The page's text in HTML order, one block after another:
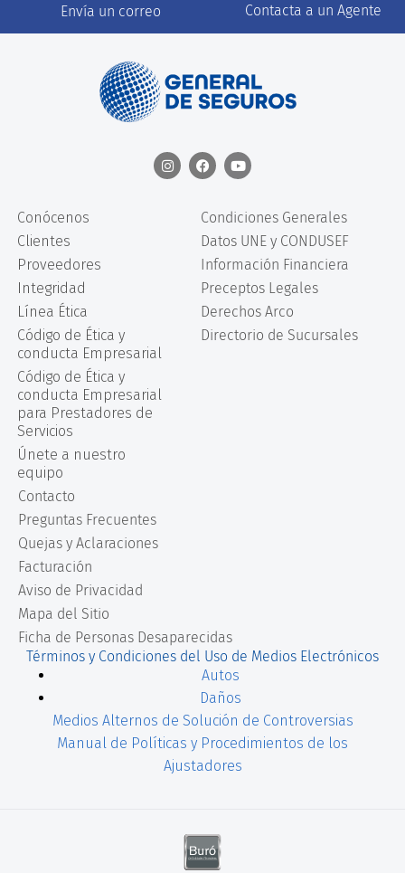
Envía un correo Contacta a un Agente
Conócenos
Clientes
Proveedores
Integridad
Línea Ética
Código de Ética y
conducta Empresarial
Código de Ética y
conducta Empresarial
para Prestadores de
Servicios
Únete a nuestro
equipo
Condiciones Generales
Datos UNE y CONDUSEF
Información Financiera
Preceptos Legales
Derechos Arco
Directorio de Sucursales
Contacto
Preguntas Frecuentes
Quejas y Aclaraciones
Facturación
Aviso de Privacidad
Mapa del Sitio
Ficha de Personas Desaparecidas
Términos y Condiciones del Uso de Medios Electrónicos
Autos
Daños
Medios Alternos de Solución de Controversias
Manual de Políticas y Procedimientos de los
Ajustadores